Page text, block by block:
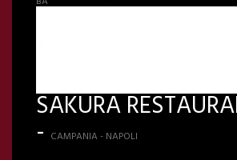
SAKURA
- CAMPANIA - NAPOLI